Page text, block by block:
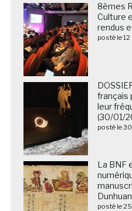
8èmes
Culture
rendus
posté le
français
leur
(30/01/
posté le
La BNF
posté le